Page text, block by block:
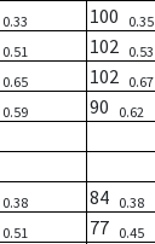
0.33 100 0.35
0.51 102 0.53
0.65 102 0.67
0.59 90 0.62
0.38 84 0.38
0.51 77 0.45